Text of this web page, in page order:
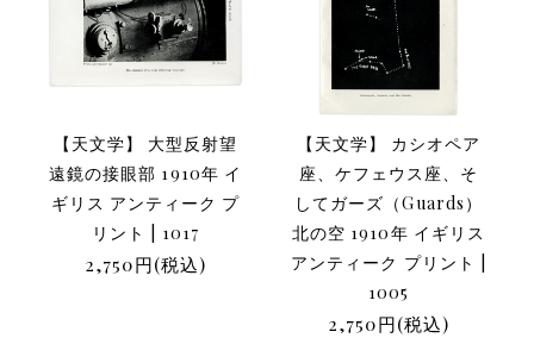
【天文学】 大型反射望
遠鏡の接眼部 1910年 イ
ギリス アンティーク プ
リント | 1017
2,750円(税込)
【天文学】 カシオペア
座、ケフェウス座、そ
してガーズ（Guards）
北の空 1910年 イギリス
アンティーク プリント |
1005
2,750円(税込)